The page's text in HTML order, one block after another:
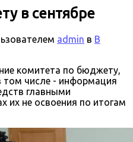
в сентябре
admin в В
комитета по бюджету,
том числе - информация
главными
их не освоения по итогам